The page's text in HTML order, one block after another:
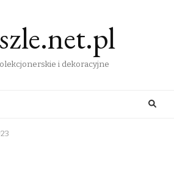
i dekoracyjne